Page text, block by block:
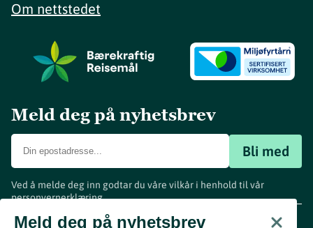
Om nettstedet
Meld deg på nyhetsbrev
Bli med
Ved å melde deg inn godtar du våre vilkår i henhold til vår
personvernerklæring.
Meld deg på nyhetsbrev
www.visitvestfold.com